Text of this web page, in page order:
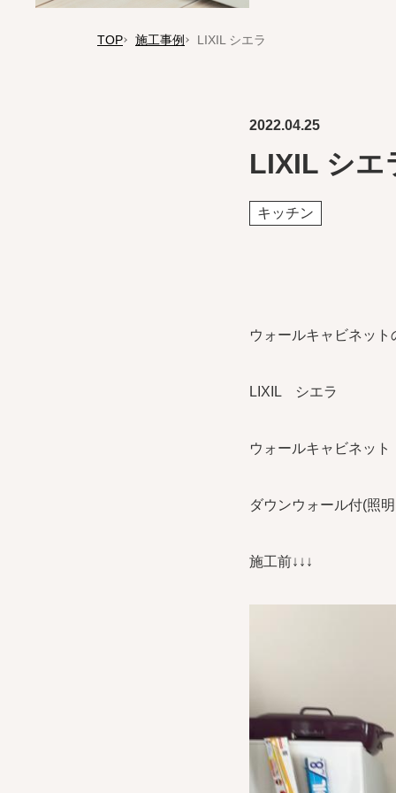
TOP 施工事例 LIXIL シエラ
2022.04.25
LIXIL シエ
キッチン
ウォールキャビネッ
LIXIL シエラ
ウォールキャビネット
ダウンウォール付(照
施工前↓↓↓